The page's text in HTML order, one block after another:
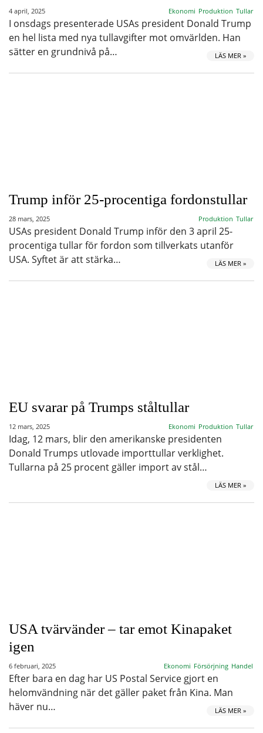
4 april, 2025 Ekonomi Produktion Tullar
I onsdags presenterade USAs president Donald Trump
en hel lista med nya tullavgifter mot omvärlden. Han
sätter en grundnivå på…
LÄS MER »
Trump inför 25-procentiga fordonstullar
28 mars, 2025 Produktion Tullar
USAs president Donald Trump inför den 3 april 25-
procentiga tullar för fordon som tillverkats utanför
USA. Syftet är att stärka…
LÄS MER »
EU svarar på Trumps ståltullar
12 mars, 2025 Ekonomi Produktion Tullar
Idag, 12 mars, blir den amerikanske presidenten
Donald Trumps utlovade importtullar verklighet.
Tullarna på 25 procent gäller import av stål…
LÄS MER »
USA tvärvänder – tar emot Kinapaket
igen
6 februari, 2025 Ekonomi Försörjning Handel
Efter bara en dag har US Postal Service gjort en
helomvändning när det gäller paket från Kina. Man
häver nu…
LÄS MER »